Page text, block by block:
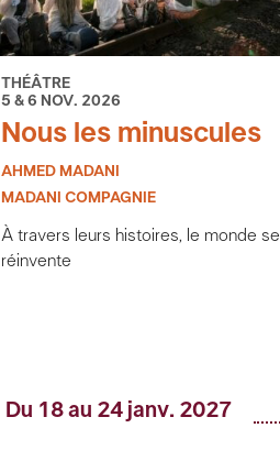
THÉÂTRE
5 & 6 NOV. 2026
Nous les minuscules
AHMED MADANI
MADANI COMPAGNIE
À travers leurs histoires, le monde se
réinvente
Du 18 au 24 janv. 2027